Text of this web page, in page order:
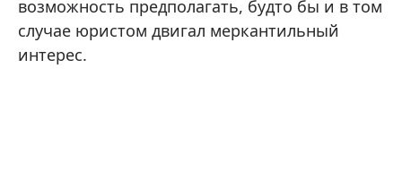
возможность предполагать, будто бы и в том
случае юристом двигал меркантильный
интерес.